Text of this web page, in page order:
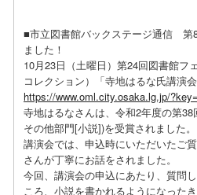
■市立図書館バックステージ通信
ました！
10月23日（土曜日）第24回図書館フ
コレクション）「寺地はるな氏講演
https://www.oml.city.osaka.lg.jp/
寺地はるなさんは、令和2年度の第
その他部門[小説])を受賞されました。
講演会では、申込時にいただいたご
さんが丁寧にお話をされました。
今回、講演会の申込にあたり、質問
ころ、小説を書かれるようになった